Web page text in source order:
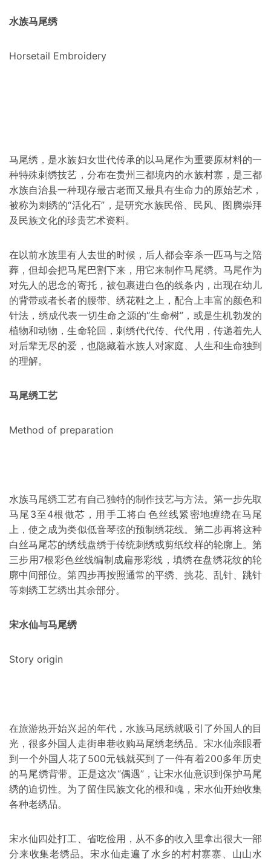
水族马尾绣
Horsetail Embroidery
马尾绣，是水族妇女世代传承的以马尾作为重要原材料的一
种特殊刺绣技艺，分布在贵州三都境内的水族村寨，是三都
水族自治县一种现存最古老而又最具有生命力的原始艺术，
被称为刺绣的“活化石”，是研究水族民俗、民风、图腾崇拜
及民族文化的珍贵艺术资料。
在以前水族里有人去世的时候，后人都会宰杀一匹马与之陪
葬，但却会把马尾巴割下来，用它来制作马尾绣。马尾作为
对先人的思念的寄托，被包裹进白色的线条内，出现在幼儿
的背带或者长者的腰带、绣花鞋之上，配合上丰富的颜色和
针法，绣成代表一切生命之源的“生命树”，或是生机勃发的
植物和动物，生命轮回，刺绣代代传、代代用，传递着先人
对后辈无尽的爱，也隐藏着水族人对家庭、人生和生命独到
的理解。
马尾绣工艺
Method of preparation
水族马尾绣工艺有自己独特的制作技艺与方法。第一步先取
马尾3至4根做芯，用手工将白色丝线紧密地缠绕在马尾
上，使之成为类似低音琴弦的预制绣花线。第二步再将这种
白丝马尾芯的绣线盘绣于传统刺绣或剪纸纹样的轮廓上。第
三步用7根彩色丝线编制成扁形彩线，填绣在盘绣花纹的轮
廓中间部位。第四步再按照通常的平绣、挑花、乱针、跳针
等刺绣工艺绣出其余部分。
宋水仙与马尾绣
Story origin
在旅游热开始兴起的年代，水族马尾绣就吸引了外国人的目
光，很多外国人走街串巷收购马尾绣老绣品。宋水仙亲眼看
到一个外国人花了500元钱就买到了一件有着200多年历史
的马尾绣背带。正是这次“偶遇”，让宋水仙意识到保护马尾
绣的迫切性。为了留住民族文化的根和魂，宋水仙开始收集
各种老绣品。
宋水仙四处打工、省吃俭用，从不多的收入里拿出很大一部
分来收集老绣品。宋水仙走遍了水乡的村村寨寨、山山水